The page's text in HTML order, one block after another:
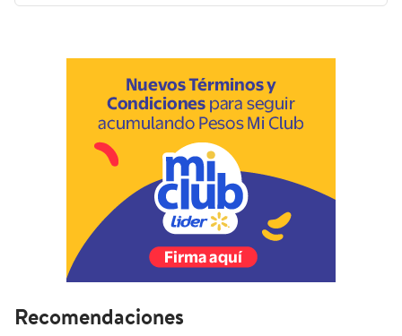
Recomendaciones